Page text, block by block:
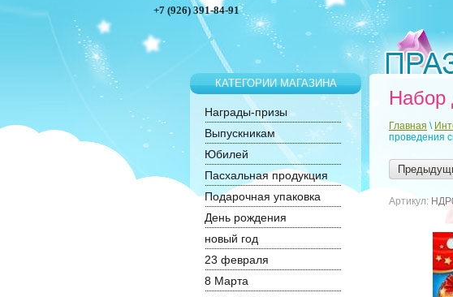
+7 (926) 391-84-91
Набор
Главная \
проведения
Артикул:
КАТЕГОРИИ МАГАЗИНА
Награды-призы
Выпускникам
Юбилей
Пасхальная продукция
Подарочная упаковка
День рождения
новый год
23 февраля
8 Марта